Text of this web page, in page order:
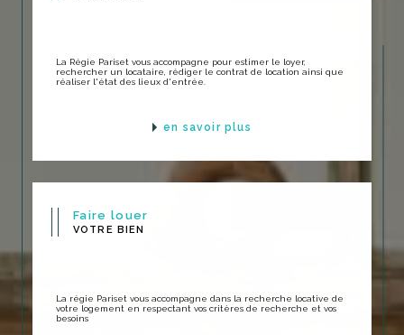
La Régie Pariset vous accompagne pour estimer le loyer,
rechercher un locataire, rédiger le contrat de location ainsi que
réaliser l'état des lieux d'entrée.
en savoir plus
Faire louer
VOTRE BIEN
La régie Pariset vous accompagne dans la recherche locative de
votre logement en respectant vos critères de recherche et vos
besoins